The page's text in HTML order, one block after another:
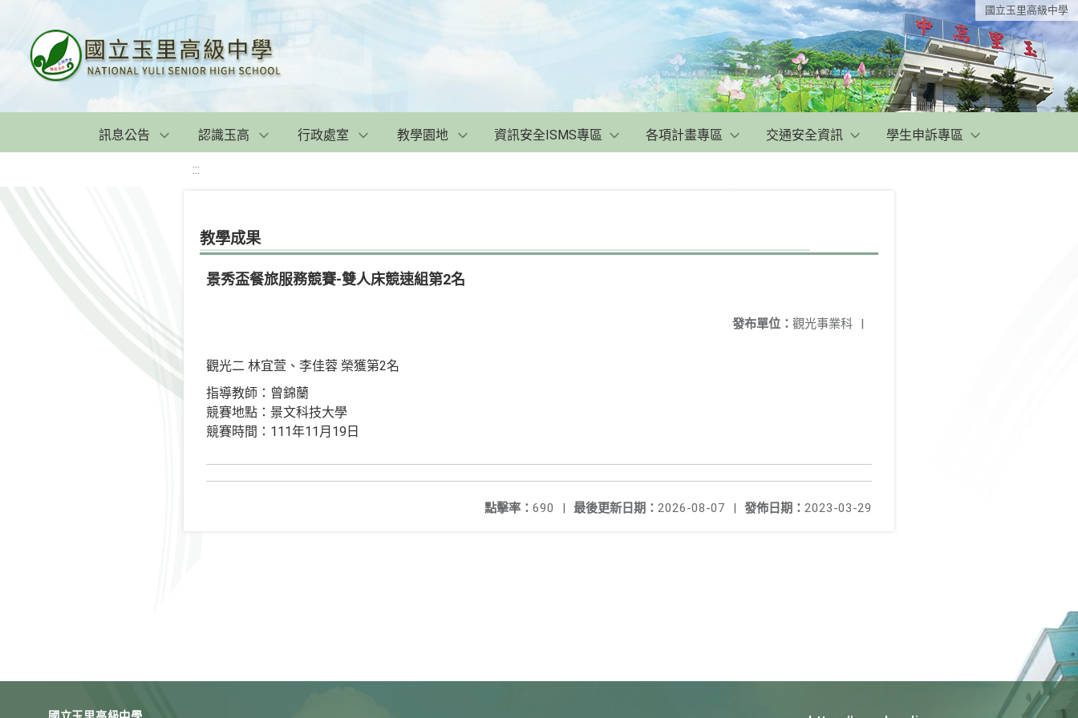
國立玉里高級中學
訊息公告 認識玉高 行政處室 教學園地 資訊安全ISMS專區 各項計畫專區 交通安全資訊 學生申訴專區
:::
教學成果
景秀盃餐旅服務競賽-雙人床競速組第2名
發布單位： 觀光事業科 |
觀光二 林宜萱、李佳蓉 榮獲第2名
指導教師：曾錦蘭
競賽地點：景文科技大學
競賽時間：111年11月19日
發佈日期： 2023-03-29
最後更新日期： 2026-08-07 |
點擊率： 690 |